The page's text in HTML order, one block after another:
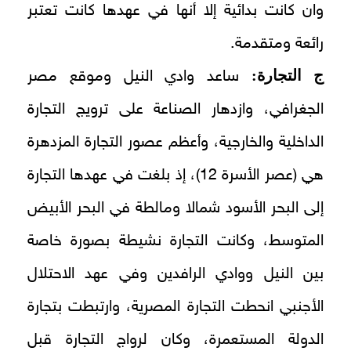
وان كانت بدائية إلا أنها في عهدها كانت تعتبر
رائعة ومتقدمة.
ج التجارة: ساعد وادي النيل وموقع مصر
الجغرافي، وازدهار الصناعة على ترويج التجارة
الداخلية والخارجية، وأعظم عصور التجارة المزدهرة
هي (عصر الأسرة 12)، إذ بلغت في عهدها التجارة
إلى البحر الأسود شمالا ومالطة في البحر الأبيض
المتوسط، وكانت التجارة نشيطة بصورة خاصة
بين النيل ووادي الرافدين وفي عهد الاحتلال
الأجنبي انحطت التجارة المصرية، وارتبطت بتجارة
الدولة المستعمرة، وكان لرواج التجارة قبل